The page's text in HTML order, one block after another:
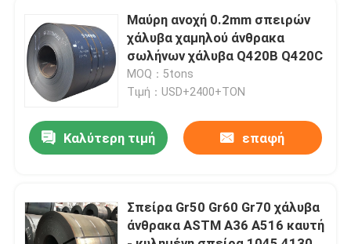
Έλεγχος ποιότητας
Επικοινωνήστε μαζί μας
Ειδήσεις
304 φύλλο ανοξείδωτου
Μαύρη ανοχή 0.2mm σπειρών
χάλυβα χαμηλού άνθρακα
σωλήνων χάλυβα Q420B Q420C
MOQ：5tons
Τιμή：USD+2400+TON
Καλύτερη τιμή επαφή
Σπείρα Gr50 Gr60 Gr70 χάλυβα
άνθρακα ASTM A36 A516 καυτή